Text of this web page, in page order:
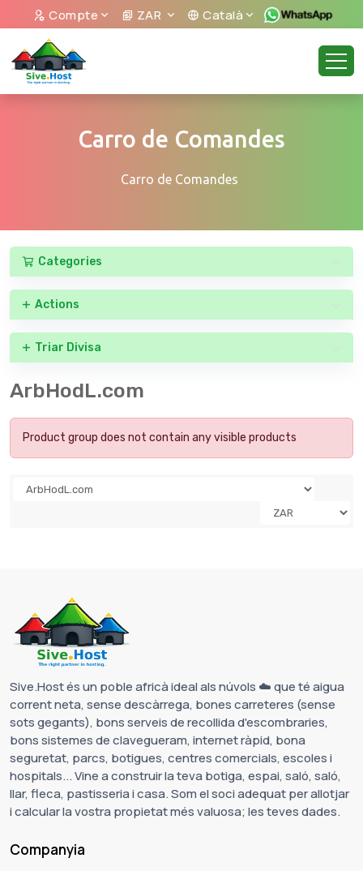
Compte ZAR Català
Carro de Comandes
Carro de Comandes
Categories
Actions
Triar Divisa
ArbHodL.com
Product group does not contain any visible products
Sive.Host és un poble africà ideal als núvols ☁️ que té aigua
corrent neta, sense descàrrega, bones carreteres (sense
sots gegants), bons serveis de recollida d'escombraries,
bons sistemes de clavegueram, internet ràpid, bona
seguretat, parcs, botigues, centres comercials, escoles i
hospitals... Vine a construir la teva botiga, espai, saló, saló,
llar, fleca, pastisseria i casa. Som el soci adequat per allotjar
i calcular la vostra propietat més valuosa; les teves dades.
Companyia